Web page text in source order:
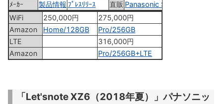
ﾒｰｶｰ
製品情報 ﾌﾟﾚｽﾘﾘｰｽ 直販 Panasonic Store
WiFi
250,000円
275,000円
Amazon
Home/128GB
Pro/256GB
LTE
316,000円
Amazon
Pro/256GB+LTE
「Let'snote XZ6（2018年夏）」パナソニッ